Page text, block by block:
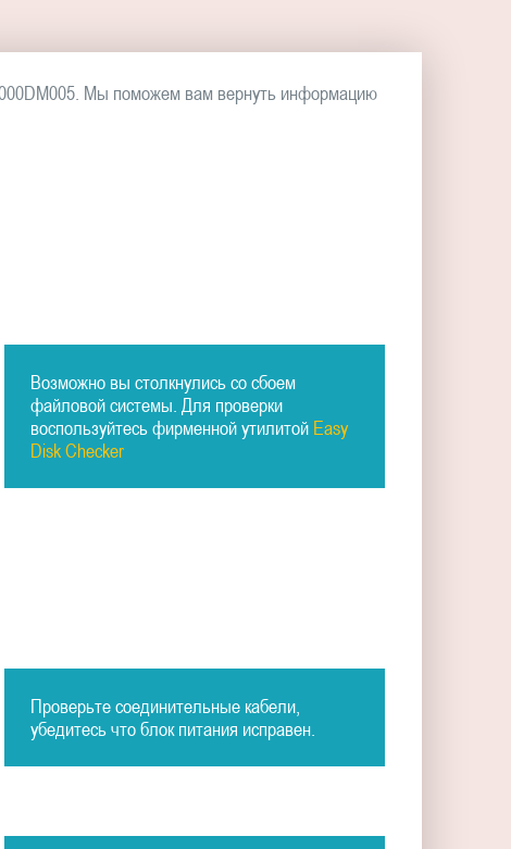
Мы поможем вам вернуть информацию
Возможно вы столкнулись со сбоем
файловой системы. Для проверки
воспользуйтесь фирменной утилитой Easy
Disk Checker
Проверьте соединительные кабели,
убедитесь что блок питания исправен.